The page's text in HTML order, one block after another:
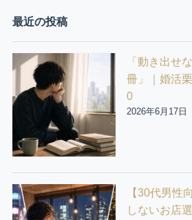
最近の投稿
「動き出せ
冊」｜婚活
0
2026年6月17日
【30代男性
しないお店